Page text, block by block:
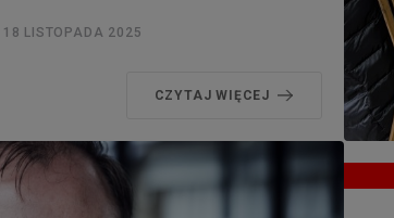
18 LISTOPADA 2025
CZYTAJ WIĘCEJ